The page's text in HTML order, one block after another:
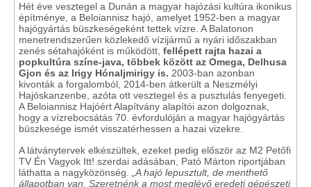
Hét éve vesztegel a Dunán a magyar hajózási kultúra ikonikus
építménye, a Beloiannisz hajó, amelyet 1952-ben a magyar
hajógyártás büszkeségeként tettek vízre. A Balatonon
menetrendszerűen közlekedő vízijármű a nyári időszakban
zenés sétahajóként is működött, fellépett rajta hazai a
popkultúra színe-java, többek között az Omega, Delhusa
Gjon és az Irigy Hónaljmirigy is. 2003-ban azonban
kivonták a forgalomból, 2014-ben átkerült a Neszmélyi
Hajóskanzenbe, azóta ott vesztegel és a pusztulás fenyegeti.
A Beloiannisz Hajóért Alapítvány alapítói azon dolgoznak,
hogy a vízrebocsátás 70. évfordulóján a magyar hajógyártás
büszkesége ismét visszatérhessen a hazai vizekre.
A látványtervek elkészültek, ezeket pedig először az M2 Petőfi
TV Én Vagyok Itt! szerdai adásában, Pató Márton riportjában
láthatta a nagyközönség.
„A hajó lepusztult, de menthető
állapotban van. Szeretnénk a most meglévő eredeti gépészeti